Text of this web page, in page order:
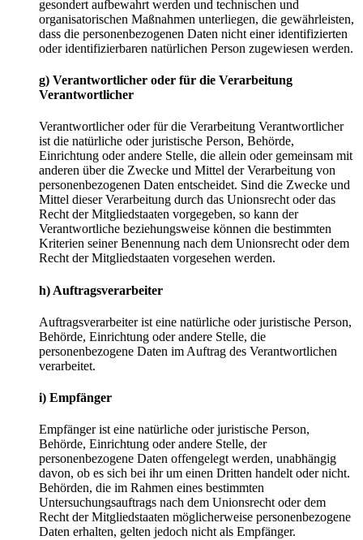
gesondert aufbewahrt werden und technischen und
organisatorischen Maßnahmen unterliegen, die gewährleisten,
dass die personenbezogenen Daten nicht einer identifizierten
oder identifizierbaren natürlichen Person zugewiesen werden.
g) Verantwortlicher oder für die Verarbeitung
Verantwortlicher
Verantwortlicher oder für die Verarbeitung Verantwortlicher
ist die natürliche oder juristische Person, Behörde,
Einrichtung oder andere Stelle, die allein oder gemeinsam mit
anderen über die Zwecke und Mittel der Verarbeitung von
personenbezogenen Daten entscheidet. Sind die Zwecke und
Mittel dieser Verarbeitung durch das Unionsrecht oder das
Recht der Mitgliedstaaten vorgegeben, so kann der
Verantwortliche beziehungsweise können die bestimmten
Kriterien seiner Benennung nach dem Unionsrecht oder dem
Recht der Mitgliedstaaten vorgesehen werden.
h) Auftragsverarbeiter
Auftragsverarbeiter ist eine natürliche oder juristische Person,
Behörde, Einrichtung oder andere Stelle, die
personenbezogene Daten im Auftrag des Verantwortlichen
verarbeitet.
i) Empfänger
Empfänger ist eine natürliche oder juristische Person,
Behörde, Einrichtung oder andere Stelle, der
personenbezogene Daten offengelegt werden, unabhängig
davon, ob es sich bei ihr um einen Dritten handelt oder nicht.
Behörden, die im Rahmen eines bestimmten
Untersuchungsauftrags nach dem Unionsrecht oder dem
Recht der Mitgliedstaaten möglicherweise personenbezogene
Daten erhalten, gelten jedoch nicht als Empfänger.